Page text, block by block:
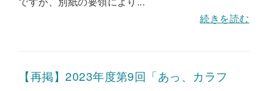
続きを読む
【再掲】2023年度第9回「あっ、カラフ